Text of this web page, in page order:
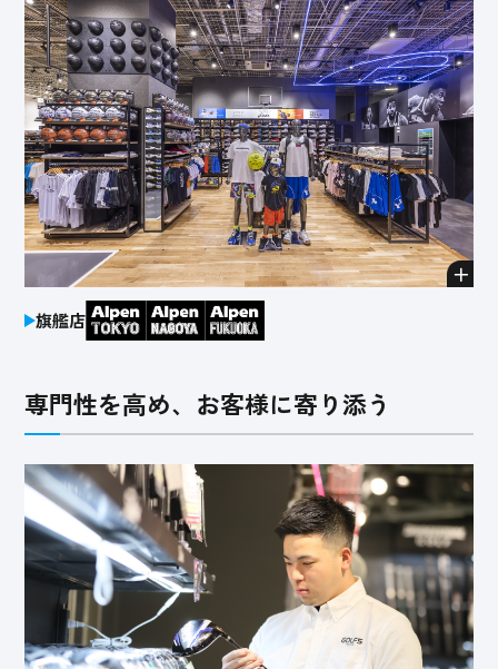
旗艦店
専門性を高め、お客様に寄り添う